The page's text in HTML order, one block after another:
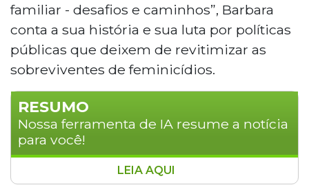
familiar - desafios e caminhos”, Barbara
conta a sua história e sua luta por políticas
públicas que deixem de revitimizar as
sobreviventes de feminicídios.
RESUMO
Nossa ferramenta de IA resume a notícia
para você!
Bárbara Penna, sobrevivente de uma
LEIA AQUI